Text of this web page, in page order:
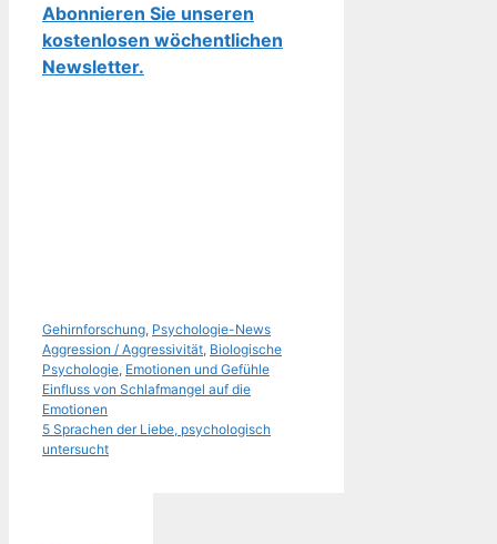
Abonnieren Sie unseren
kostenlosen wöchentlichen
Newsletter.
Kategorien
Gehirnforschung Psychologie-NewsSchlagwörter
Aggression / Aggressivität Biologische
Psychologie Emotionen und Gefühle
Einfluss von Schlafmangel auf die
Emotionen
5 Sprachen der Liebe, psychologisch
untersucht